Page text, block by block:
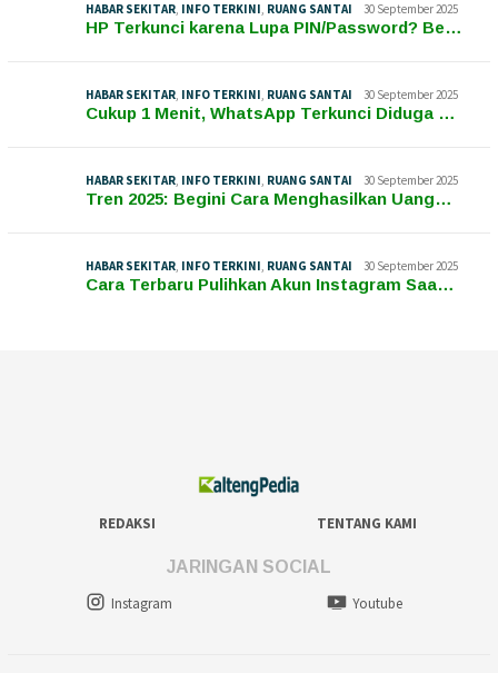
HABAR SEKITAR, INFO TERKINI, RUANG SANTAI 30 September 2025
HP Terkunci karena Lupa PIN/Password? Be…
HABAR SEKITAR, INFO TERKINI, RUANG SANTAI 30 September 2025
Cukup 1 Menit, WhatsApp Terkunci Diduga …
HABAR SEKITAR, INFO TERKINI, RUANG SANTAI 30 September 2025
Tren 2025: Begini Cara Menghasilkan Uang…
HABAR SEKITAR, INFO TERKINI, RUANG SANTAI 30 September 2025
Cara Terbaru Pulihkan Akun Instagram Saa…
REDAKSI TENTANG KAMI
JARINGAN SOCIAL
Instagram
Youtube